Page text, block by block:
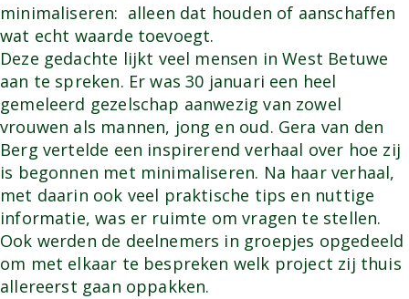
minimaliseren: alleen dat houden of aanschaffen
wat echt waarde toevoegt.
Deze gedachte lijkt veel mensen in West Betuwe
aan te spreken. Er was 30 januari een heel
gemeleerd gezelschap aanwezig van zowel
vrouwen als mannen, jong en oud. Gera van den
Berg vertelde een inspirerend verhaal over hoe zij
is begonnen met minimaliseren. Na haar verhaal,
met daarin ook veel praktische tips en nuttige
informatie, was er ruimte om vragen te stellen.
Ook werden de deelnemers in groepjes opgedeeld
om met elkaar te bespreken welk project zij thuis
allereerst gaan oppakken.